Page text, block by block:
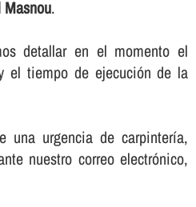
.
detallar en el momento el
el tiempo de ejecución de la
urgencia de carpinterí­a,
nuestro correo electrónico,